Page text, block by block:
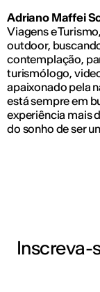
Adriano Maffei
Viagens e
outdoor,
contemplação,
turismólogo,
apaixonado pela
está sempre em
experiência mais
do sonho de ser
Inscreva-